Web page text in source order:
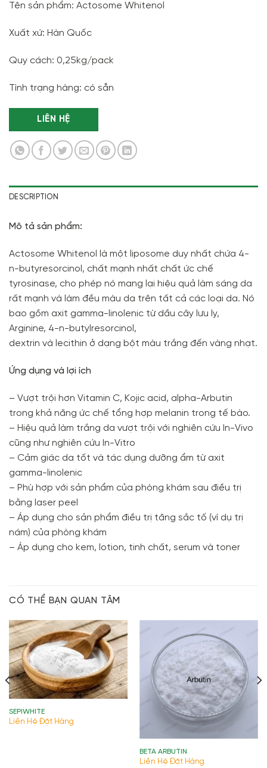
Tên sản phẩm: Actosome Whitenol
Xuất xứ: Hàn Quốc
Quy cách: 0,25kg/pack
Tình trạng hàng: có sẵn
LIÊN HỆ
DESCRIPTION
Mô tả sản phẩm:
Actosome Whitenol là một liposome duy nhất chứa 4-
n-butyresorcinol, chất mạnh nhất chất ức chế
tyrosinase, cho phép nó mang lại hiệu quả làm sáng da
rất mạnh và làm đều màu da trên tất cả các loại da. Nó
bao gồm axit gamma-linolenic từ dầu cây lưu ly,
Arginine, 4-n-butylresorcinol,
dextrin và lecithin ở dạng bột màu trắng đến vàng nhạt.
Ứng dụng và lợi ích
– Vượt trội hơn Vitamin C, Kojic acid, alpha-Arbutin
trong khả năng ức chế tổng hợp melanin trong tế bào.
– Hiệu quả làm trắng da vượt trội với nghiên cứu In-Vivo
cũng như nghiên cứu In-Vitro
– Cảm giác da tốt và tác dụng dưỡng ẩm từ axit
gamma-linolenic
– Phù hợp với sản phẩm của phòng khám sau điều trị
bằng laser peel
– Áp dụng cho sản phẩm điều trị tăng sắc tố (ví dụ trị
nám) của phòng khám
– Áp dụng cho kem, lotion, tinh chất, serum và toner
CÓ THỂ BẠN QUAN TÂM
SEPIWHITE
Liên Hệ Đặt Hàng
BETA ARBUTIN
Liên Hệ Đặt Hàng